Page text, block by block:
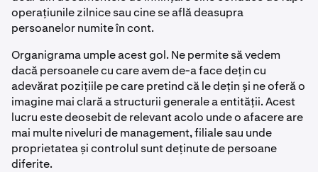
operațiunile zilnice sau cine se află deasupra
persoanelor numite în cont.
Organigrama umple acest gol. Ne permite să vedem
dacă persoanele cu care avem de-a face dețin cu
adevărat pozițiile pe care pretind că le dețin și ne oferă o
imagine mai clară a structurii generale a entității. Acest
lucru este deosebit de relevant acolo unde o afacere are
mai multe niveluri de management, filiale sau unde
proprietatea și controlul sunt deținute de persoane
diferite.